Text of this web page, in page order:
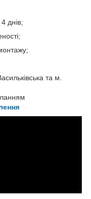
днів;
та м.